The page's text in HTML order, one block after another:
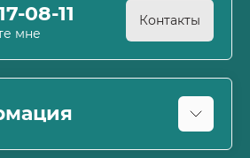
08-11
мне
Контакты